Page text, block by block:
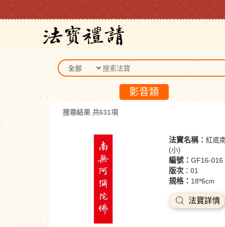
影音類
搜尋結果 共631項
法寶名稱： 紅底
(小)
編號： GF16-016
版次 ：01
規格： 18*6cm
法寶詳情